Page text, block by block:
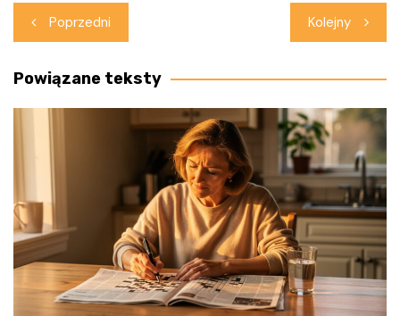
Nawigacja
wpisu
Poprzedni Kolejny
Powiązane teksty